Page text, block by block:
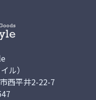
ル）
西平井2-22-7